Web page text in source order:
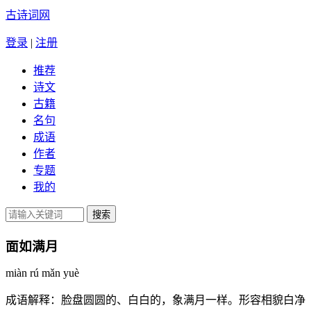
古诗词网
登录 | 注册
推荐
诗文
古籍
名句
成语
作者
专题
我的
面如满月
miàn rú mǎn yuè
成语解释： 脸盘圆圆的、白白的，象满月一样。形容相貌白净